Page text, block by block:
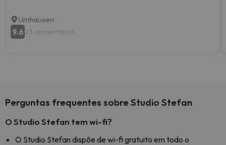
Umhausen
9.6 23 comentários
Perguntas frequentes sobre Studio Stefan
O Studio Stefan tem wi-fi?
O Studio Stefan dispõe de wi-fi gratuito em todo o